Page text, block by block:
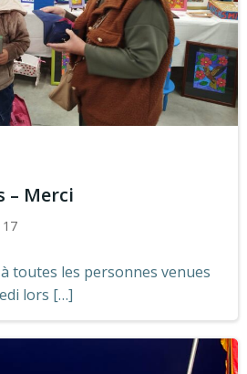
– Merci
17
toutes les personnes venues
lors […]